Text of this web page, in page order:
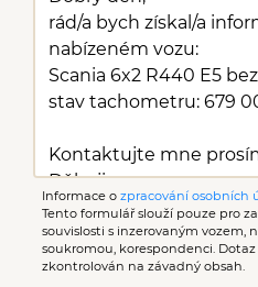
Informace o zpracování osobních
Tento formulář slouží pouze pro
souvislosti s inzerovaným vozem,
soukromou, korespondenci.
zkontrolován na závadný obsah.